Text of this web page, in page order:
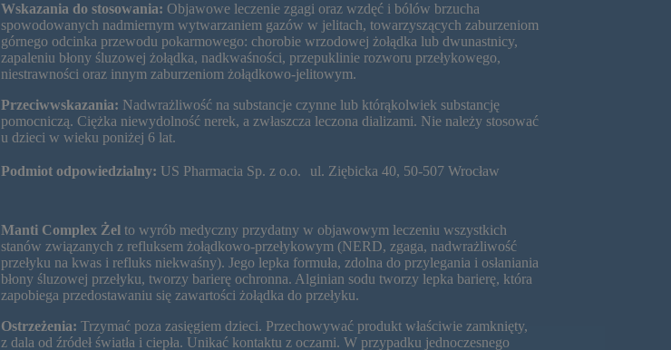
Wskazania do stosowania: Objawowe leczenie zgagi oraz wzdęć i bólów brzucha
spowodowanych nadmiernym wytwarzaniem gazów w jelitach, towarzyszących zaburzeniom
górnego odcinka przewodu pokarmowego: chorobie wrzodowej żołądka lub dwunastnicy,
zapaleniu błony śluzowej żołądka, nadkwaśności, przepuklinie rozworu przełykowego,
niestrawności oraz innym zaburzeniom żołądkowo-jelitowym.
Przeciwwskazania: Nadwrażliwość na substancje czynne lub którąkolwiek substancję
pomocniczą. Ciężka niewydolność nerek, a zwłaszcza leczona dializami. Nie należy stosować
u dzieci w wieku poniżej 6 lat.
Podmiot odpowiedzialny: US Pharmacia Sp. z o.o. ul. Ziębicka 40, 50-507 Wrocław
Manti Complex Żelto wyrób medyczny przydatny w objawowym leczeniu wszystkich
stanów związanych z refluksem żołądkowo-przełykowym (NERD, zgaga, nadwrażliwość
przełyku na kwas i refluks niekwaśny). Jego lepka formuła, zdolna do przylegania i osłaniania
błony śluzowej przełyku, tworzy barierę ochronna. Alginian sodu tworzy lepka barierę, która
zapobiega przedostawaniu się zawartości żołądka do przełyku.
Ostrzeżenia: Trzymać poza zasięgiem dzieci. Przechowywać produkt właściwie zamknięty,
z dala od źródeł światła i ciepła. Unikać kontaktu z oczami. W przypadku jednoczesnego